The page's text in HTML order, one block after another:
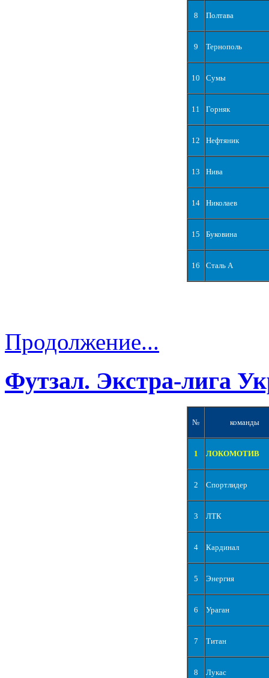
8 Полтава
9 Тернополь
10 Сумы
11 Горняк
12 Нефтяник
13 Нива
14 Николаев
15 Буковина
16 Сталь А
Продолжение...
Футзал. Экстра-лига
№ команды
1 ЛОКОМОТИВ
2 Спортлидер
3 ЛТК
4 Кардинал
5 Энергия
6 Ураган
7 Титан
8 Лукас